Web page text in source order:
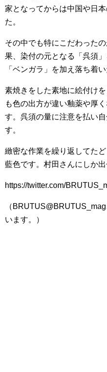
家となってからは中国や日
た。
その中でも特にこだわった
果、染付の元となる「呉須
「ベンガラ」を加え落ち着
素焼きをした素地に絵付け
も色の出方が違い釉薬や厚
す。呉須の量に注意を払い
す。
緻密な作業を繰り返してた
藍色です。村田さんにしか出
https://twitter.com/
（
います。）